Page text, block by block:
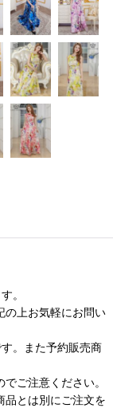
。
の上お気軽にお問い
。また予約販売商
ご注意ください。
品とは別にご注文を